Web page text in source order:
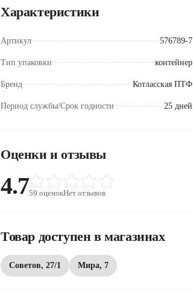
Характеристики
Артикул 576789-7
Тип упаковки контейнер
Бренд Котласская ПТФ
Период службы/Срок годности 25 дней
Оценки и отзывы
4.759 оценокНет отзывов
Товар доступен в магазинах
Советов, 27/1 Мира, 7